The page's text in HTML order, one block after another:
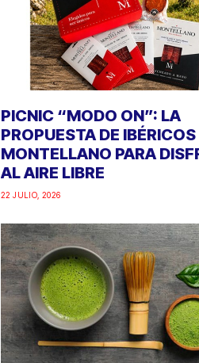
PICNIC “MODO ON”: LA
PROPUESTA DE IBÉRICOS
MONTELLANO PARA
AL AIRE LIBRE
22 JULIO, 2026